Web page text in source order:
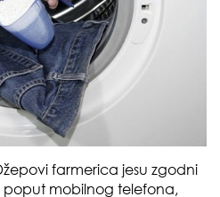
farmerica jesu zgodni
poput mobilnog telefona,